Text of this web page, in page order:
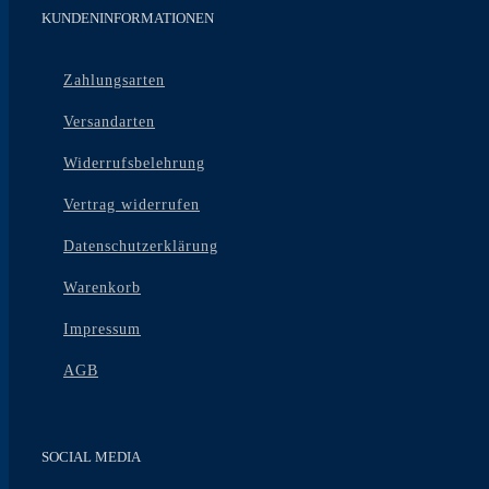
KUNDENINFORMATIONEN
Zahlungsarten
Versandarten
Widerrufsbelehrung
Vertrag widerrufen
Datenschutzerklärung
Warenkorb
Impressum
AGB
SOCIAL MEDIA